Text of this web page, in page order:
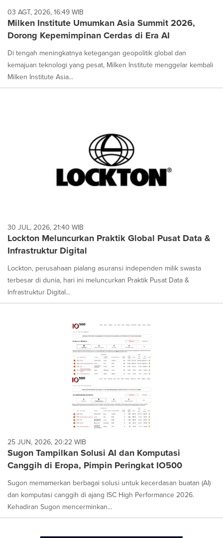
03 AGT, 2026, 16:49 WIB
Milken Institute Umumkan Asia Summit 2026,
Dorong Kepemimpinan Cerdas di Era AI
Di tengah meningkatnya ketegangan geopolitik global dan
kemajuan teknologi yang pesat, Milken Institute menggelar kembali
Milken Institute Asia...
30 JUL, 2026, 21:40 WIB
Lockton Meluncurkan Praktik Global Pusat Data &
Infrastruktur Digital
Lockton, perusahaan pialang asuransi independen milik swasta
terbesar di dunia, hari ini meluncurkan Praktik Pusat Data &
Infrastruktur Digital...
25 JUN, 2026, 20:22 WIB
Sugon Tampilkan Solusi AI dan Komputasi
Canggih di Eropa, Pimpin Peringkat IO500
Sugon memamerkan berbagai solusi untuk kecerdasan buatan (AI)
dan komputasi canggih di ajang ISC High Performance 2026.
Kehadiran Sugon mencerminkan...